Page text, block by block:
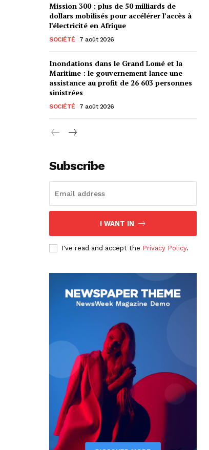
Mission 300 : plus de 50 milliards de
dollars mobilisés pour accélérer l’accès à
l’électricité en Afrique
SOCIÉTÉ 7 août 2026
Inondations dans le Grand Lomé et la
Maritime : le gouvernement lance une
assistance au profit de 26 603 personnes
sinistrées
SOCIÉTÉ 7 août 2026
Subscribe
I WANT IN
I've read and accept the Privacy Policy.